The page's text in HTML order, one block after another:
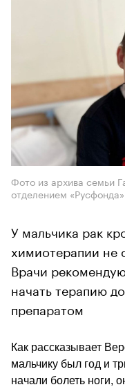
Фото из архива семьи
отделением «Русфонда»
​​​​​​​У мальчика рак
химиотерапии не
Врачи
начать терапию
препаратом
Как рассказывает
мальчику был год и
начали болеть ноги,